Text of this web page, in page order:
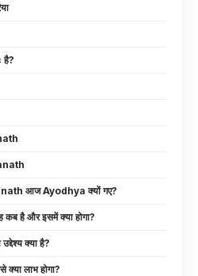
है?
आज Ayodhya क्यों गए?
कब है और इसमें क्या होगा?
क्या है?
क्या लाभ होगा?